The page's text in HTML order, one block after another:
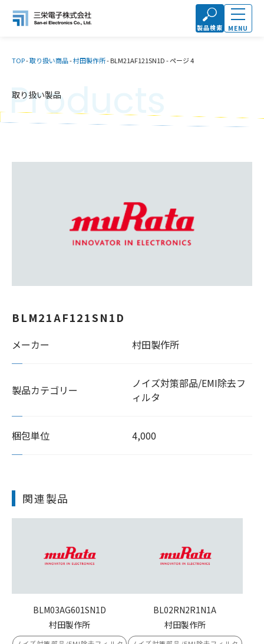
製品検索 MENU
TOP-取り扱い商品-村田製作所-BLM21AF121SN1D-ページ 4
取り扱い製品
Products
BLM21AF121SN1D
メーカー 村田製作所
製品カテゴリー
ノイズ対策部品/EMI除去フ
ィルタ
梱包単位 4,000
関連製品
BLM03AG601SN1D
村田製作所
BL02RN2R1N1A
村田製作所